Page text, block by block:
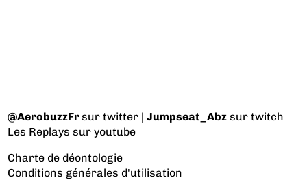
@AerobuzzFrsur twitter |Jumpseat_Abz sur twitch
Les Replays sur youtube
Charte de déontologie
Conditions générales d'utilisation